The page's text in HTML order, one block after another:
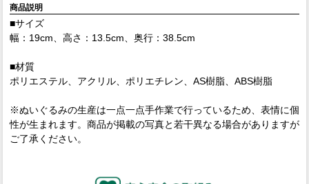
商品説明
■サイズ
幅：19cm、高さ：13.5cm、奥行：38.5cm
■材質
ポリエステル、アクリル、ポリエチレン、AS樹脂、ABS樹脂
※ぬいぐるみの生産は一点一点手作業で行っているため、表情に個
性が生まれます。商品が掲載の写真と若干異なる場合がありますが
ご了承ください。